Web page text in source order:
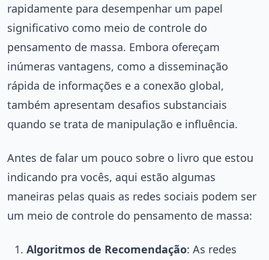
rapidamente para desempenhar um papel
significativo como meio de controle do
pensamento de massa. Embora ofereçam
inúmeras vantagens, como a disseminação
rápida de informações e a conexão global,
também apresentam desafios substanciais
quando se trata de manipulação e influência.
Antes de falar um pouco sobre o livro que estou
indicando pra vocês, aqui estão algumas
maneiras pelas quais as redes sociais podem ser
um meio de controle do pensamento de massa:
Algoritmos de Recomendação: As redes